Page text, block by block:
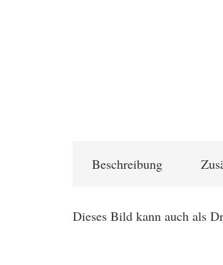
Beschreibung
Dieses Bild kann auch als